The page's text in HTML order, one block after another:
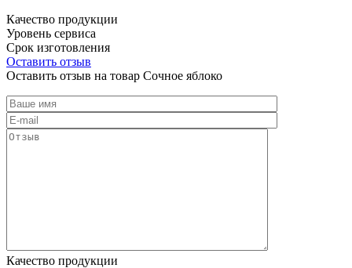
Качество продукции
Уровень сервиса
Срок изготовления
Оставить отзыв
Оставить отзыв на товар Сочное яблоко
Качество продукции